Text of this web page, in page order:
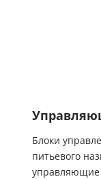
Блоки
питьевого
управляющие